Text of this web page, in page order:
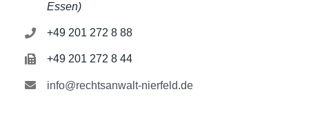
Essen)
+49 201 272 8 88
+49 201 272 8 44
info@rechtsanwalt-nierfeld.de